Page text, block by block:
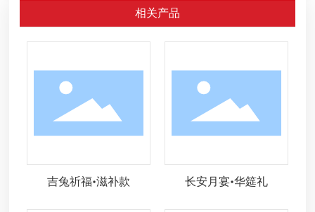
相关产品
吉兔祈福•滋补款 长安月宴•华筵礼